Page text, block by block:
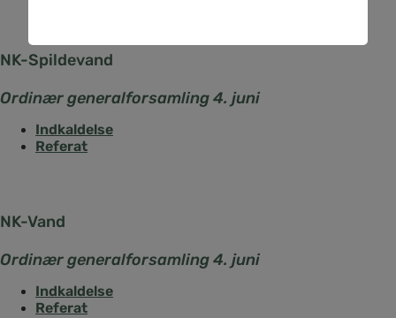
NK-Spildevand
Ordinær generalforsamling 4. juni
Indkaldelse
Referat
NK-Vand
Ordinær generalforsamling 4. juni
Indkaldelse
Referat